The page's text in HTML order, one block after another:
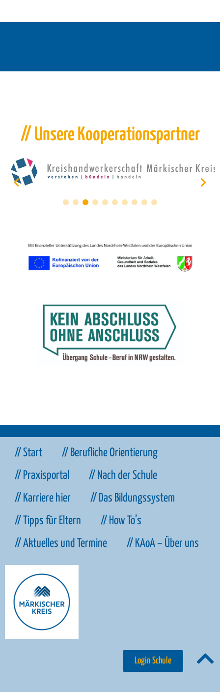
// Unsere Kooperationspartner
// Start
// Berufliche Orientierung
// Praxisportal
// Nach der Schule
// Karriere hier
// Das Bildungssystem
// Tipps für Eltern
// How To’s
// Aktuelles und Termine
// KAoA – Über uns
Login Schule